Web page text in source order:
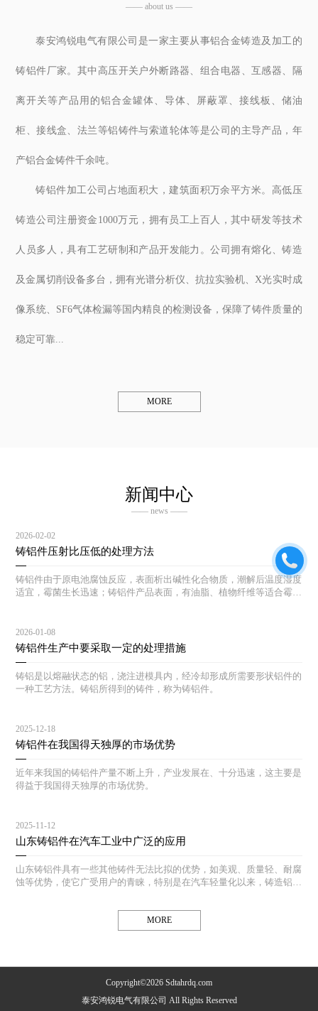
—— about us ——
泰安鸿锐电气有限公司是一家主要从事铝合金铸造及加工的
铸铝件厂家。其中高压开关户外断路器、组合电器、互感器、隔
离开关等产品用的铝合金罐体、导体、屏蔽罩、接线板、储油
柜、接线盒、法兰等铝铸件与索道轮体等是公司的主导产品，年
产铝合金铸件千余吨。
铸铝件加工公司占地面积大，建筑面积万余平方米。高低压
铸造公司注册资金1000万元，拥有员工上百人，其中研发等技术
人员多人，具有工艺研制和产品开发能力。公司拥有熔化、铸造
及金属切削设备多台，拥有光谱分析仪、抗拉实验机、X光实时成
像系统、SF6气体检漏等国内精良的检测设备，保障了铸件质量的
稳定可靠...
MORE
新闻中心
—— news ——
2026-02-02
铸铝件压射比压低的处理方法
铸铝件由于原电池腐蚀反应，表面析出碱性化合物质，潮解后温度湿度
适宜，霉菌生长迅速；铸铝件产品表面，有油脂、植物纤维等适合霉菌
2026-01-08
铸铝件生产中要采取一定的处理措施
铸铝是以熔融状态的铝，浇注进模具内，经冷却形成所需要形状铝件的
一种工艺方法。铸铝所得到的铸件，称为铸铝件。
2025-12-18
铸铝件在我国得天独厚的市场优势
近年来我国的铸铝件产量不断上升，产业发展在、十分迅速，这主要是
得益于我国得天独厚的市场优势。
2025-11-12
山东铸铝件在汽车工业中广泛的应用
山东铸铝件具有一些其他铸件无法比拟的优势，如美观、质量轻、耐腐
蚀等优势，使它广受用户的青睐，特别是在汽车轻量化以来，铸造铝合
MORE
Copyright©2026 Sdtahrdq.com
泰安鸿锐电气有限公司 All Rights Reserved